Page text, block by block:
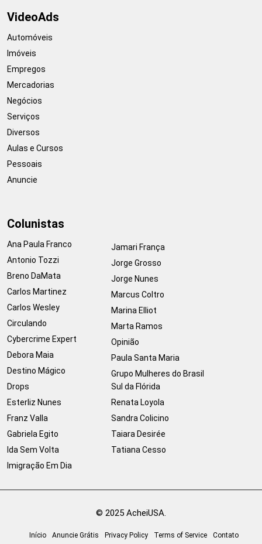
VideoAds
Automóveis
Imóveis
Empregos
Mercadorias
Negócios
Serviços
Diversos
Aulas e Cursos
Pessoais
Anuncie
Colunistas
Ana Paula Franco
Antonio Tozzi
Breno DaMata
Carlos Martinez
Carlos Wesley
Circulando
Cybercrime Expert
Debora Maia
Destino Mágico
Drops
Esterliz Nunes
Franz Valla
Gabriela Egito
Ida Sem Volta
Imigração Em Dia
Jamari França
Jorge Grosso
Jorge Nunes
Marcus Coltro
Marina Elliot
Marta Ramos
Opinião
Paula Santa Maria
Grupo Mulheres do Brasil
Sul da Flórida
Renata Loyola
Sandra Colicino
Taiara Desirée
Tatiana Cesso
© 2025 AcheiUSA.
Início Anuncie Grátis Privacy Policy Terms of Service Contato